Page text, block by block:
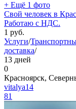
+ Ещё 1 фото
Свой человек в
Работаю с НДС.
1 руб.
Услуги/
доставка/
13 дней
0
Красноярск,
vitalya14
81